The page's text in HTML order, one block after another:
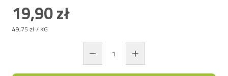
19,90 zł
49,75 zł/ KG